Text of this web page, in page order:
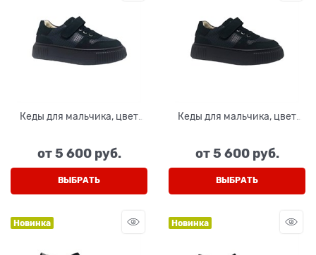
Кеды для мальчика, цвет
от5 600 руб.
ВЫБРАТЬ
Кеды для мальчика, цвет
от5 600 руб.
ВЫБРАТЬ
Новинка Новинка